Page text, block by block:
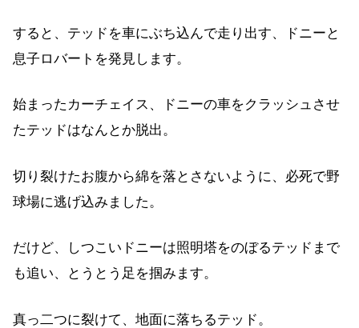
すると、テッドを車にぶち込んで走り出す、ドニーと
息子ロバートを発見します。
始まったカーチェイス、ドニーの車をクラッシュさせ
たテッドはなんとか脱出。
切り裂けたお腹から綿を落とさないように、必死で野
球場に逃げ込みました。
だけど、しつこいドニーは照明塔をのぼるテッドまで
も追い、とうとう足を掴みます。
真っ二つに裂けて、地面に落ちるテッド。